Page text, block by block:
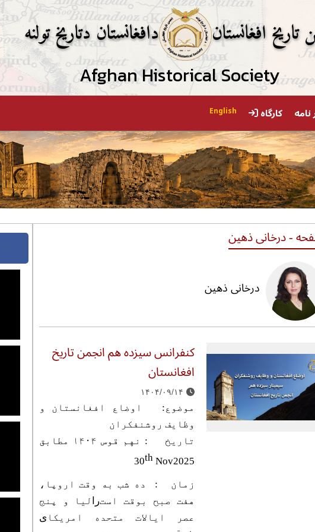
دافغانستان دتاریخ تولنه تاریخ افغانستان
Afghan Historical Society
English کارگاه
- درخانی ذهین
درخانی ذهین
کنفرانس سیزده هم انجمن تاریخ
افغانستان
۱۴۰۴/۰۹/۱۴
موضوع: اوضاع افغانستان و
وظایف روشنفکران
تاریخ : نهم قوس ۱۴۰۴ مطابق
30th Nov2025
زمان : ده شب به وقت اروپا،
هفت صبح بوقت استرا
لیا و پنج
عصر ایالات متحده امریکا ی